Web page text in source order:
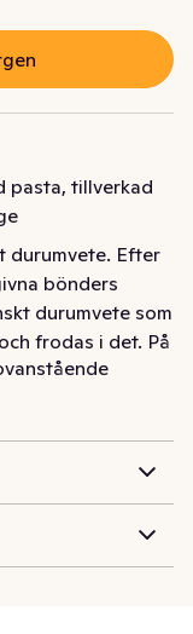
pasta, tillverkad
durumvete. Efter
bönders
durumvete som
frodas i det. På
långsamt
ljusa nätter.
i sörmländska